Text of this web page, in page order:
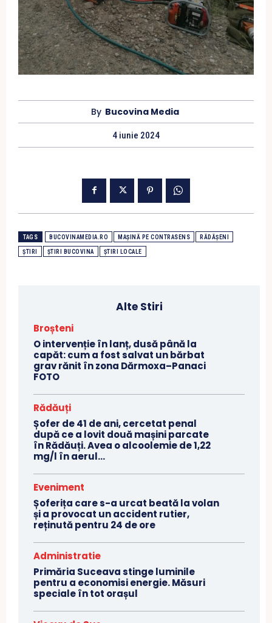
By Bucovina Media
4 iunie 2024
TAGS BUCOVINAMEDIA.RO MAȘINĂ PE CONTRASENS RĂDĂȘENI
ȘTIRI ȘTIRI BUCOVINA ȘTIRI LOCALE
Alte Stiri
Broșteni
O intervenție în lanț, dusă până la
capăt: cum a fost salvat un bărbat
grav rănit în zona Dărmoxa–Panaci
FOTO
Rădăuți
Șofer de 41 de ani, cercetat penal
după ce a lovit două mașini parcate
în Rădăuți. Avea o alcoolemie de 1,22
mg/l în aerul...
Eveniment
Șoferița care s-a urcat beată la volan
și a provocat un accident rutier,
reținută pentru 24 de ore
Administratie
Primăria Suceava stinge luminile
pentru a economisi energie. Măsuri
speciale în tot orașul